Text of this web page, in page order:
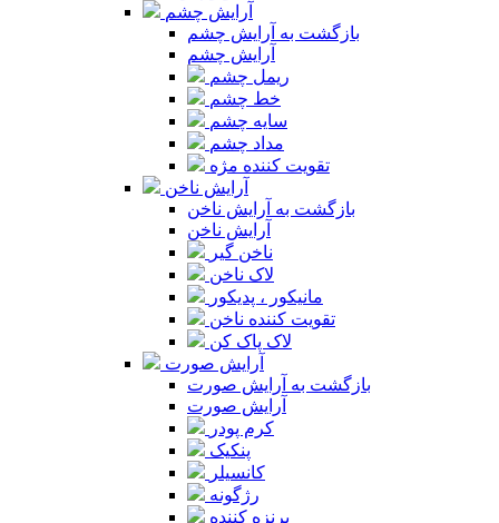
آرایش چشم
بازگشت به آرایش چشم
آرایش چشم
ریمل چشم
خط چشم
سایه چشم
مداد چشم
تقویت کننده مژه
آرایش ناخن
بازگشت به آرایش ناخن
آرایش ناخن
ناخن گیر
لاک ناخن
مانیکور ، پدیکور
تقویت کننده ناخن
لاک پاک کن
آرایش صورت
بازگشت به آرایش صورت
آرایش صورت
کرم پودر
پنکیک
کانسیلر
رژگونه
برنزه کننده